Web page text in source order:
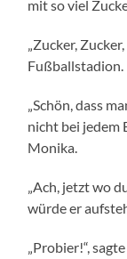
mit so viel
„Zucker,
Fußballstadion.
„Schön, dass
nicht bei jedem
Monika.
„Ach, jetzt wo
würde er
„Probier!“,